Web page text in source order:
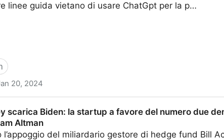
linee guida vietano di usare ChatGpt per la p…
20, 2024
scarica Biden: la startup a favore del numero due
Altman
l’appoggio del miliardario gestore di hedge fund Bill